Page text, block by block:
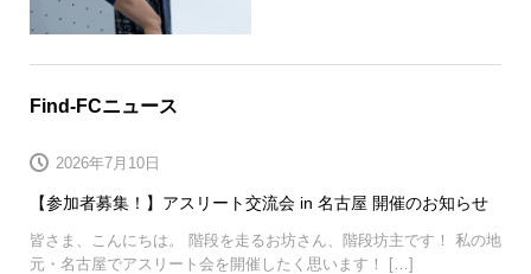
Find-FCニュース
【参加者募集！】アスリート交流会 in 名古屋 開催のお知らせ
2026年7月10日
皆さま、こんにちは。 階段を走るお坊さん、階段坊主です！ 私の地
元・名古屋でアスリート会を開催したく思います！ […]